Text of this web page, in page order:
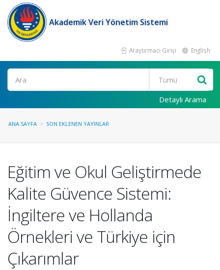
Akademik Veri Yönetim Sistemi
Araştırmacı Girişi English
Ara
Detaylı Arama
ANA SAYFA SON EKLENEN YAYINLAR
Eğitim ve Okul Geliştirmede
Kalite Güvence Sistemi:
İngiltere ve Hollanda
Örnekleri ve Türkiye için
Çıkarımlar